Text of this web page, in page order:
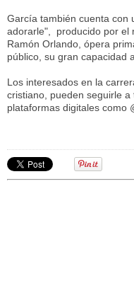
García también cuenta con
adorarle", producido por el
Ramón Orlando, ópera
público, su gran capacidad
Los interesados en la
cristiano, pueden seguirle
plataformas digitales como